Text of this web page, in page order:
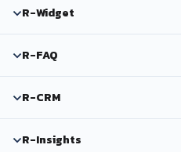
R-Widget
R-FAQ
R-CRM
R-Insights